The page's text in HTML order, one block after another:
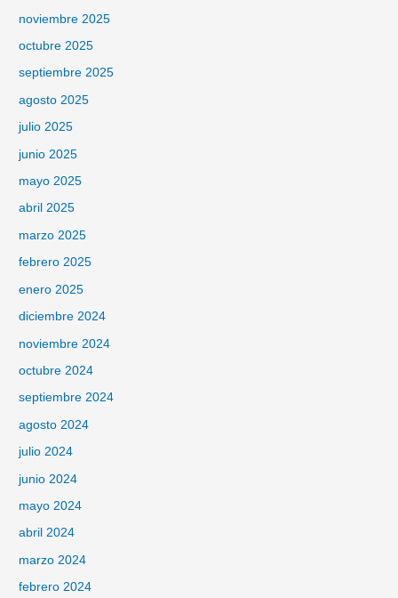
noviembre 2025
octubre 2025
septiembre 2025
agosto 2025
julio 2025
junio 2025
mayo 2025
abril 2025
marzo 2025
febrero 2025
enero 2025
diciembre 2024
noviembre 2024
octubre 2024
septiembre 2024
agosto 2024
julio 2024
junio 2024
mayo 2024
abril 2024
marzo 2024
febrero 2024